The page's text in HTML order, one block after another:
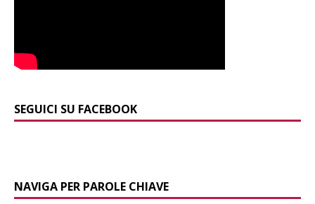
SEGUICI SU FACEBOOK
NAVIGA PER PAROLE CHIAVE